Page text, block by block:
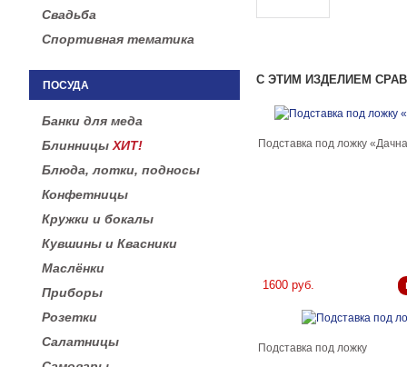
Свадьба
Спортивная тематика
ПОСУДА
Банки для меда
Блинницы ХИТ!
Блюда, лотки, подносы
Конфетницы
Кружки и бокалы
Кувшины и Квасники
Маслёнки
Приборы
Розетки
Салатницы
С ЭТИМ ИЗДЕЛИЕМ
Подставка под ложку
1600 руб.
Подставка под ложку